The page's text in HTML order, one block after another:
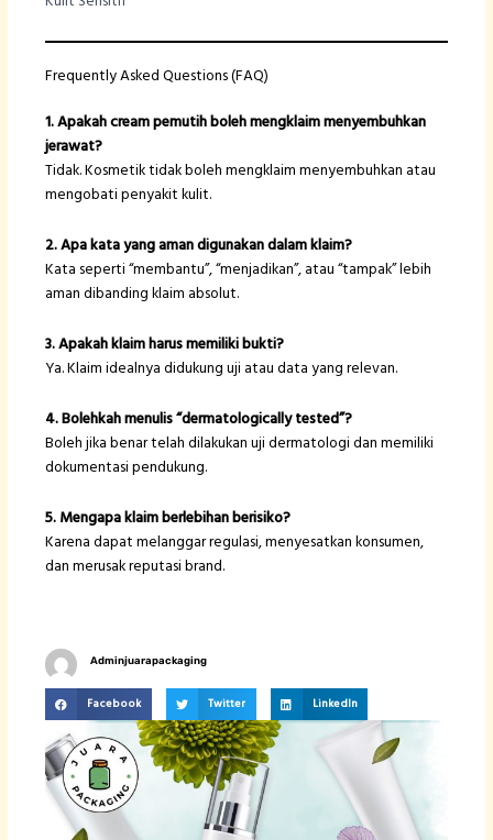
Adminjuarapackaging
Facebook Twitter LinkedIn
Frequently Asked Questions (FAQ)
1. Apakah cream pemutih boleh mengklaim menyembuhkan
jerawat?
Tidak. Kosmetik tidak boleh mengklaim menyembuhkan atau
mengobati penyakit kulit.
2. Apa kata yang aman digunakan dalam klaim?
Kata seperti “membantu”, “menjadikan”, atau “tampak” lebih
aman dibanding klaim absolut.
3. Apakah klaim harus memiliki bukti?
Ya. Klaim idealnya didukung uji atau data yang relevan.
4. Bolehkah menulis “dermatologically tested”?
Boleh jika benar telah dilakukan uji dermatologi dan memiliki
dokumentasi pendukung.
5. Mengapa klaim berlebihan berisiko?
Karena dapat melanggar regulasi, menyesatkan konsumen,
dan merusak reputasi brand.